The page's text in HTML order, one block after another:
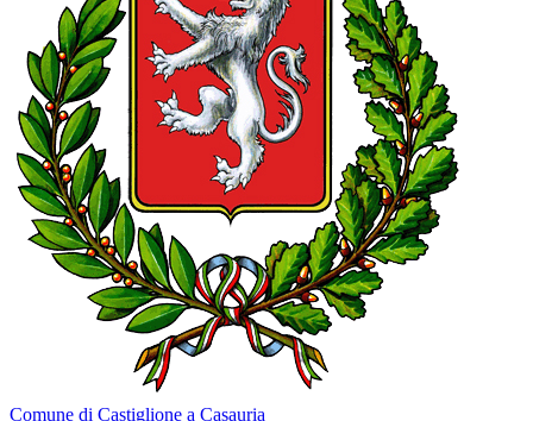
Comune di Castiglione a Casauria